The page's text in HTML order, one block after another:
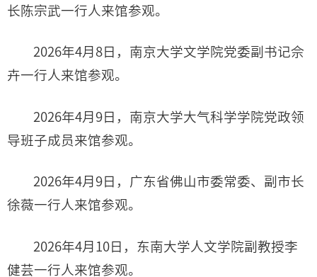
长陈宗武一行人来馆参观。
2026年4月8日，南京大学文学院党委副书记佘
卉一行人来馆参观。
2026年4月9日，南京大学大气科学学院党政领
导班子成员来馆参观。
2026年4月9日，广东省佛山市委常委、副市长
徐薇一行人来馆参观。
2026年4月10日，东南大学人文学院副教授李
健芸一行人来馆参观。